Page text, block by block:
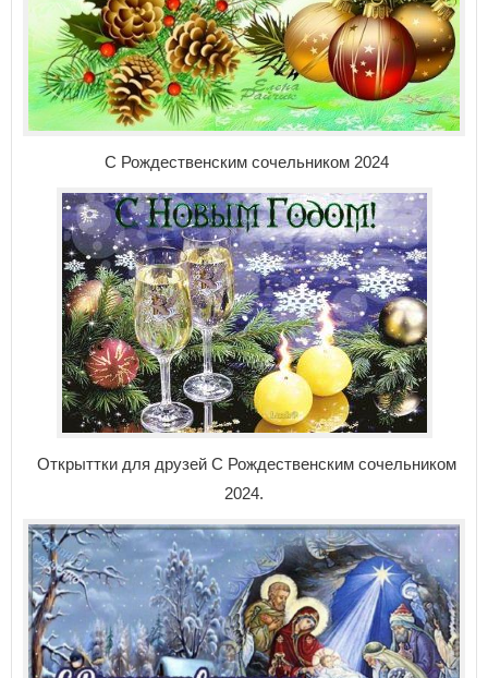
С Рождественским сочельником 2024
Открыттки для друзей С Рождественским сочельником
2024.